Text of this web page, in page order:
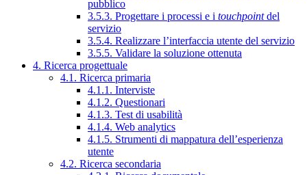
pubblico
3.5.3. Progettare i processi e i touchpointdel
servizio
3.5.4. Realizzare l’interfaccia utente del servizio
3.5.5. Validare la soluzione ottenuta
4. Ricerca progettuale
4.1. Ricerca primaria
4.1.1. Interviste
4.1.2. Questionari
4.1.3. Test di usabilità
4.1.4. Web analytics
4.1.5. Strumenti di mappatura dell’esperienza
utente
4.2. Ricerca secondaria